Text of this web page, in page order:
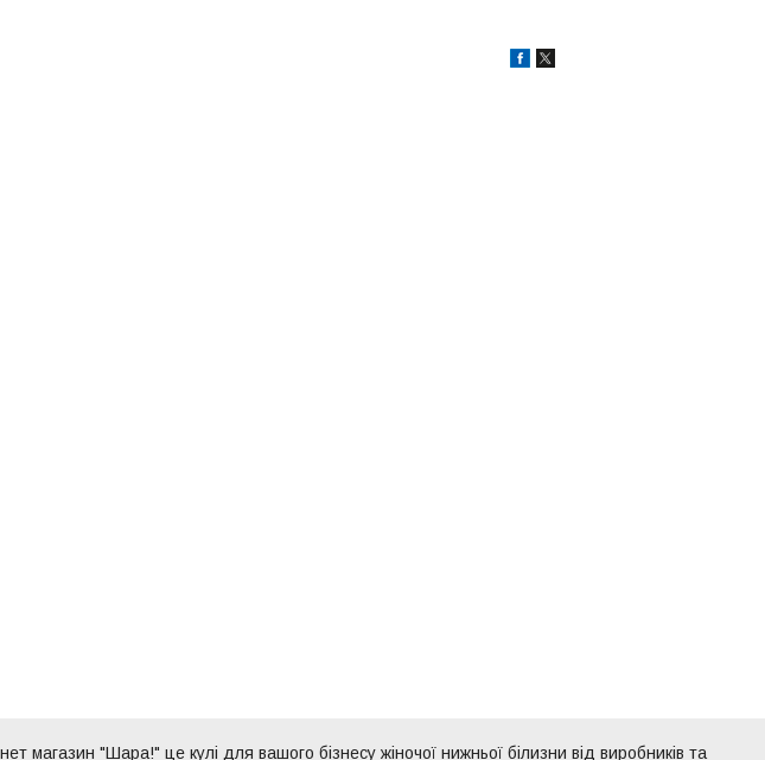
магазин "Шара!" це кулі для вашого бізнесу жіночої нижньої білизни від виробників та